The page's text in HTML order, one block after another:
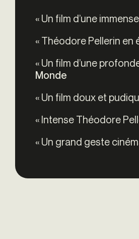
« Un film d’une
« Théodore Pellerin en
« Un film d’une
Monde
« Un film doux et
« Intense Théodore
« Un grand geste